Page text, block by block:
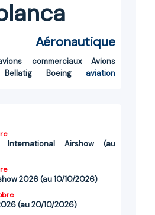
Aéronautique
commerciaux
Avions
Bellatig Boeing
aviation
International Airshow (au
2026 (au 10/10/2026)
(au 20/10/2026)